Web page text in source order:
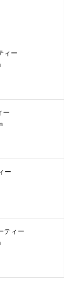
ィー
ー
ー
ティー